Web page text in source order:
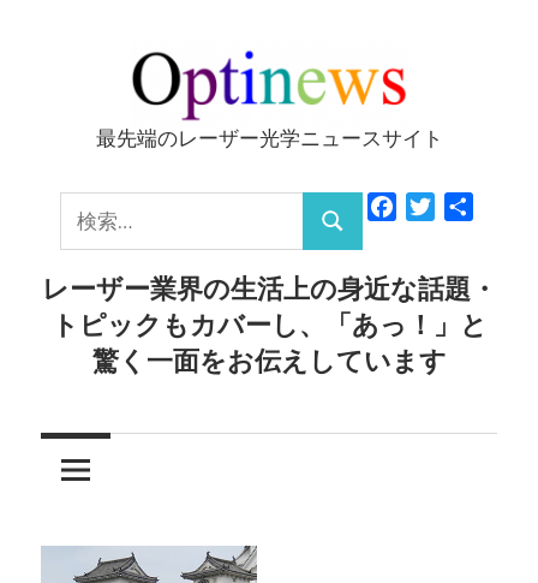
ッ
Optinews
最先端のレーザー光学ニュースサイト
索:
検
索
FacebookTwitter
レーザー業界の生活上の身近な話題・
トピックもカバーし、「あっ！」と
驚く一面をお伝えしています